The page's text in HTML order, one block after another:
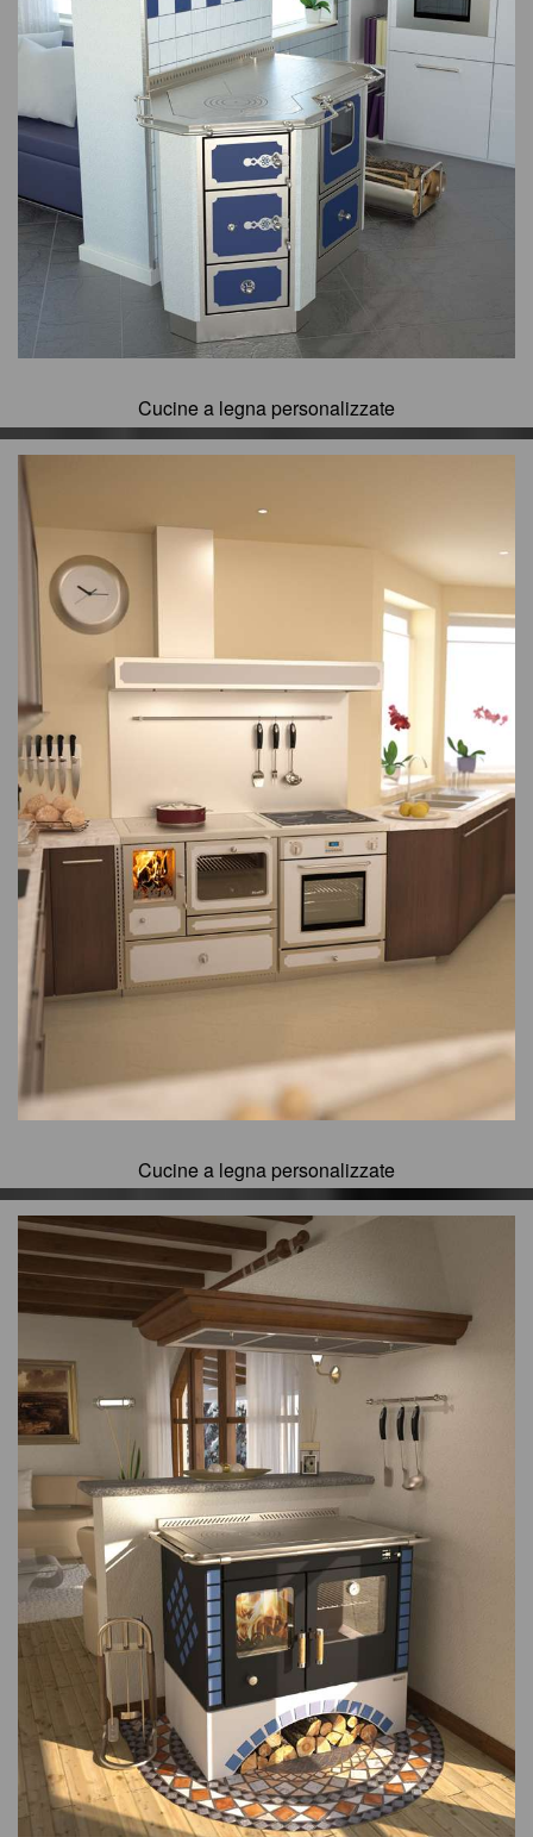
Cucine a legna personalizzate
Cucine a legna personalizzate